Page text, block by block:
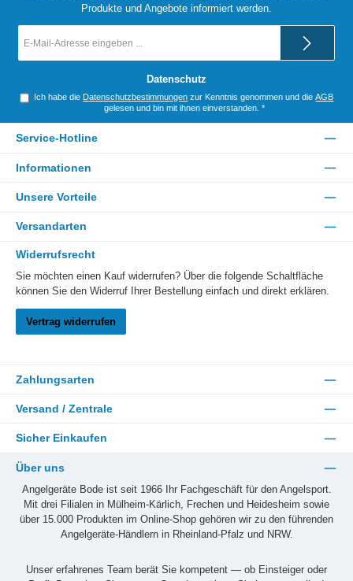
Produkte und Angebote informiert werden.
Mail-
Datenschutz
Ich habe die Datenschutzbestimmungen zur Kenntnis genommen und dieAGB
gelesen und bin mit ihnen einverstanden. *
Service-Hotline
Informationen
Unsere Vorteile
Versandarten
Widerrufsrecht
Sie möchten einen Kauf widerrufen? Über die folgende Schaltfläche
können Sie den Widerruf Ihrer Bestellung einfach und direkt erklären.
Vertrag widerrufen
Zahlungsarten
Versand / Zentrale
Sicher Einkaufen
Über uns
Angelgeräte Bode ist seit 1966 Ihr Fachgeschäft für den Angelsport.
Mit drei Filialen in Mülheim-Kärlich, Frechen und Heidesheim sowie
über 15.000 Produkten im Online-Shop gehören wir zu den führenden
Angelgeräte-Händlern in Rheinland-Pfalz und NRW.
Unser erfahrenes Team berät Sie kompetent — ob Einsteiger oder